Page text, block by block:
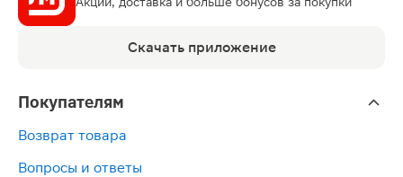
Скачать приложение
Покупателям
Возврат товара
Вопросы и ответы